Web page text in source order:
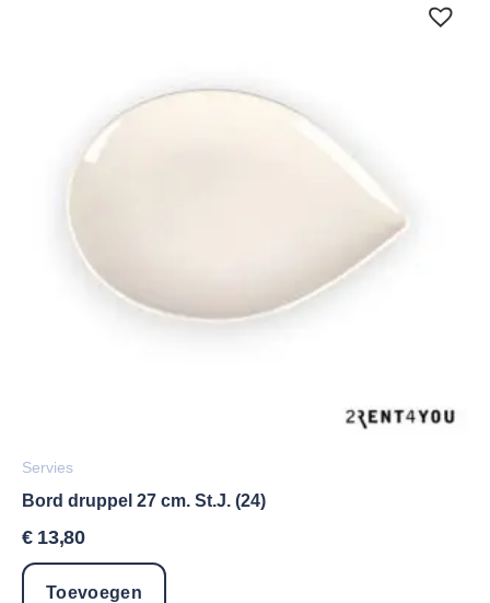
Servies
Bord druppel 27 cm. St.J. (24)
€13,80
Toevoegen